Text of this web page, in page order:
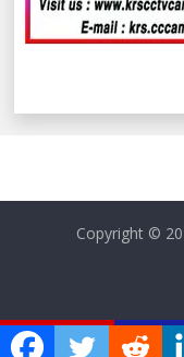
Copyright ©
ଏବେ ଏବେ
ସାମନ୍ତ ଓ ପୂର୍ବତନ